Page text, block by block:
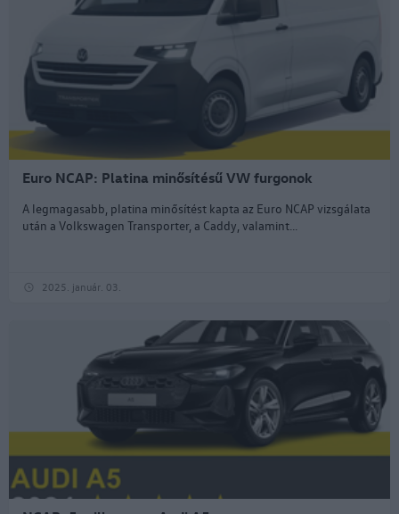
Euro NCAP: Platina minősítésű VW furgonok
A legmagasabb, platina minősítést kapta az Euro NCAP vizsgálata
után a Volkswagen Transporter, a Caddy, valamint...
2025. január. 03.